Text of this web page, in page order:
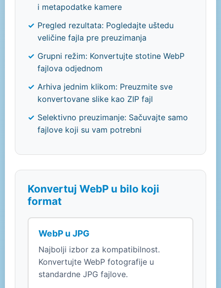
i metapodatke kamere
Pregled rezultata: Pogledajte uštedu
veličine fajla pre preuzimanja
Grupni režim: Konvertujte stotine WebP
fajlova odjednom
Arhiva jednim klikom: Preuzmite sve
konvertovane slike kao ZIP fajl
Selektivno preuzimanje: Sačuvajte samo
fajlove koji su vam potrebni
Konvertuj WebP u bilo koji
format
WebP u JPG
Najbolji izbor za kompatibilnost.
Konvertujte WebP fotografije u
standardne JPG fajlove.